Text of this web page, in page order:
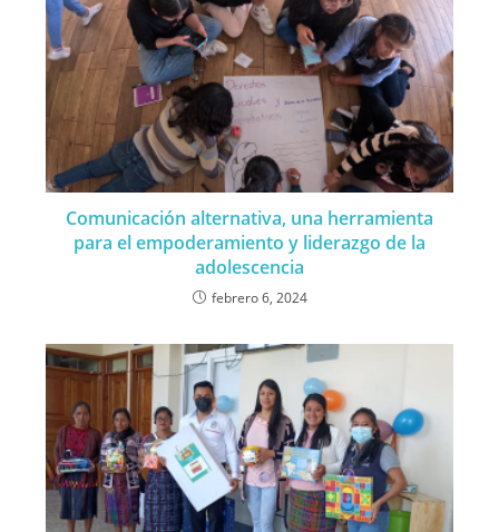
Comunicación alternativa, una herramienta
para el empoderamiento y liderazgo de la
adolescencia
febrero 6, 2024